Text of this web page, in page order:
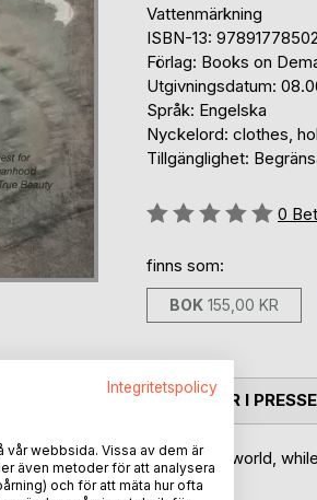
Vattenmärkning
ISBN-13:
Förlag: Books on
Utgivningsdatum:
Språk: Engelska
Nyckelord: clothes,
Tillgänglighet:
Betyg::
0
finns som:
BOK 155,00 KR
one person in the outer world,
KOMMENTARER I
Integritetspolicy
webbsida. Vissa av dem är
även metoder för att analysera
och för att mäta hur ofta